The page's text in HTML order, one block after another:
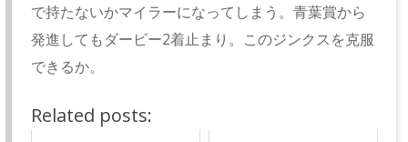
で持たないかマイラーになってしまう。青葉賞から
発進してもダービー2着止まり。このジンクスを克服
できるか。
Related posts: